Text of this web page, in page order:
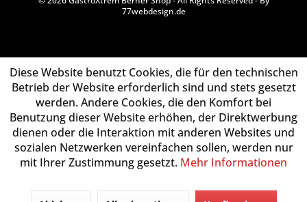
77webdesign.de
Diese Website benutzt Cookies, die für den technischen
Betrieb der Website erforderlich sind und stets gesetzt
werden. Andere Cookies, die den Komfort bei
Benutzung dieser Website erhöhen, der Direktwerbung
dienen oder die Interaktion mit anderen Websites und
sozialen Netzwerken vereinfachen sollen, werden nur
mit Ihrer Zustimmung gesetzt. Mehr Informationen